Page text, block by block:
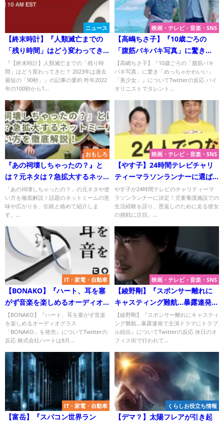
ニュース
【終末時計】『人類滅亡までの
「残り時間」はどう変わってき
た？ 2023年は過去最短の「90
秒」』についてTwitterの反応
『【終末時計】人類滅亡までの「残り時
間」はどう変わってきた？ 2023年は過去
最短の「90秒」』の記事の要約 昨年2022
年の100秒から1...
映画・テレビ・音楽・SNS
【高嶋ちさ子】『10歳ごろの
「腹筋バキバキ写真」に驚き
「めっちゃかわいい」「美少
女」』についてTwitterの反応
【高嶋ちさ子】『10歳ごろの「腹筋バキ
バキ写真」に驚き「めっちゃかわいい」
「美少女」』についてTwitterの反応 バイ
オリニストでタレント...
おもしろ
『あの祠壊しちゃったの？』と
は？元ネタは？急拡大するネッ
トミームの意味と使い方を徹底
解説！
「あの祠壊しちゃったの？」の元ネタや使
い方を徹底解説！話題のネットミームの意
味や広がりを、伝統と絡めて紹介しま
す。...
映画・テレビ・音楽・SNS
【やす子】24時間テレビチャリ
ティーマラソンランナーに選ば
れる！彼女が育った児童養護施
設とは？
やす子が24時間テレビのチャリティーマ
ラソンランナーに決定！児童養護施設での
生活経験を語り、恩返しのために走る彼女
の挑戦に注目。...
IT・家電・自動車
【BONAKO】『ハート、耳を塞
がず音楽を楽しめるオーディオ
グラス「BONAKO」を発売』に
ついてTwitterの反応
【BONAKO】『ハート、耳を塞がず音楽
を楽しめるオーディオグラス
「BONAKO」を発売』についてTwitterの
反応 株式会社ハートは8月...
映画・テレビ・音楽・SNS
【綾野剛】『スポンサー離れに
キャスティング難航…暴露連発で
主演ドラマにトラブル続出』に
ついてTwitterの反応
【綾野剛】『スポンサー離れにキャスティ
ング難航…暴露連発で主演ドラマにトラブ
ル続出』についてTwitterの反応 休日のオ
フィス街で行われて...
IT・家電・自動車
【富岳】『スパコン世界ラン
くらしお役立ち情報
【デマ？】太陽フレアが引き起